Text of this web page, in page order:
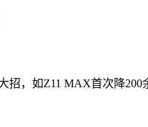
，如Z11 MAX首次降